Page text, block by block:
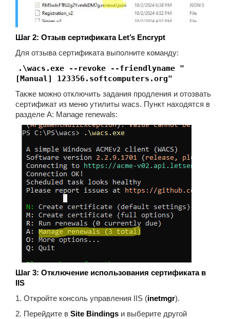
Шаг 2: Отзыв сертификата Let’s Encrypt
Для отзыва сертификата выполните команду:
.\wacs.exe --revoke --friendlyname "
[Manual] 123356.softcomputers.org"
Также можно отключить задания продления и отозвать
сертификат из меню утилиты wacs. Пункт находятся в
разделе A: Manage renewals:
Шаг 3: Отключение использования сертификата в
IIS
1. Откройте консоль управления IIS (inetmgr).
2. Перейдите в Site Bindings и выберите другой